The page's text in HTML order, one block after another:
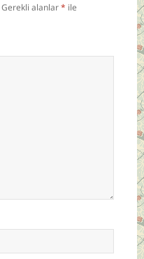
Gerekli alanlar* ile